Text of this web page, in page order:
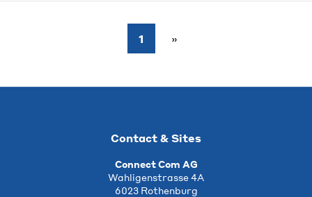
1
Contact & Sites
Connect Com AG
Wahligenstrasse 4A
6023 Rothenburg